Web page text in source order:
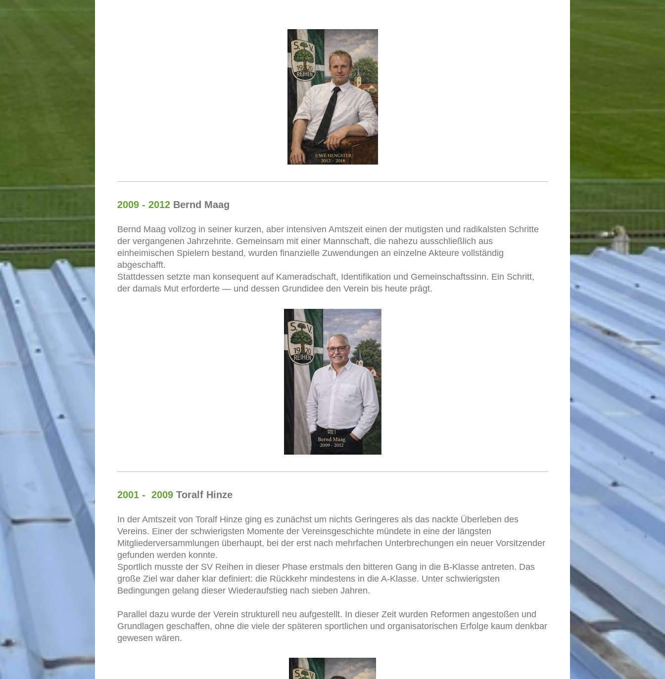
2009 - 2012 Bernd Maag
Bernd Maag vollzog in seiner kurzen, aber intensiven Amtszeit einen der mutigsten und radikalsten Schritte
der vergangenen Jahrzehnte. Gemeinsam mit einer Mannschaft, die nahezu ausschließlich aus
einheimischen Spielern bestand, wurden finanzielle Zuwendungen an einzelne Akteure vollständig
abgeschafft.
Stattdessen setzte man konsequent auf Kameradschaft, Identifikation und Gemeinschaftssinn. Ein Schritt,
der damals Mut erforderte — und dessen Grundidee den Verein bis heute prägt.
2001 - 2009 Toralf Hinze
In der Amtszeit von Toralf Hinze ging es zunächst um nichts Geringeres als das nackte Überleben des
Vereins. Einer der schwierigsten Momente der Vereinsgeschichte mündete in eine der längsten
Mitgliederversammlungen überhaupt, bei der erst nach mehrfachen Unterbrechungen ein neuer Vorsitzender
gefunden werden konnte.
Sportlich musste der SV Reihen in dieser Phase erstmals den bitteren Gang in die B-Klasse antreten. Das
große Ziel war daher klar definiert: die Rückkehr mindestens in die A-Klasse. Unter schwierigsten
Bedingungen gelang dieser Wiederaufstieg nach sieben Jahren.
Parallel dazu wurde der Verein strukturell neu aufgestellt. In dieser Zeit wurden Reformen angestoßen und
Grundlagen geschaffen, ohne die viele der späteren sportlichen und organisatorischen Erfolge kaum denkbar
gewesen wären.